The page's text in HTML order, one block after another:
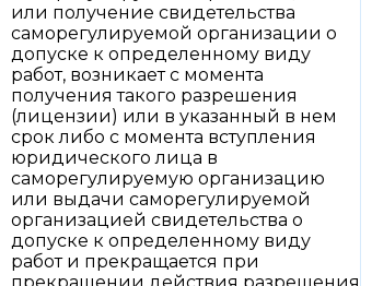
или получение свидетельства
саморегулируемой организации о
допуске к определенному виду
работ, возникает с момента
получения такого разрешения
(лицензии) или в указанный в нем
срок либо с момента вступления
юридического лица в
саморегулируемую организацию
или выдачи саморегулируемой
организацией свидетельства о
допуске к определенному виду
работ и прекращается при